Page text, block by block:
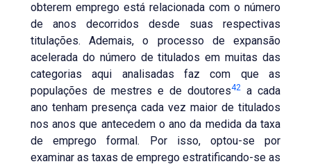
obterem emprego está relacionada com o número
de anos decorridos desde suas respectivas
titulações. Ademais, o processo de expansão
acelerada do número de titulados em muitas das
categorias aqui analisadas faz com que as
populações de mestres e de doutores42 a cada
ano tenham presença cada vez maior de titulados
nos anos que antecedem o ano da medida da taxa
de emprego formal. Por isso, optou-se por
examinar as taxas de emprego estratificando-se as